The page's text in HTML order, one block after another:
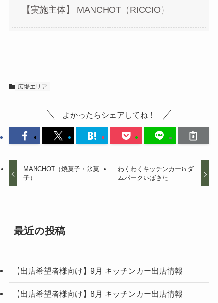
【実施主体】 MANCHOT（RICCIO）
広場エリア
よかったらシェアしてね！
MANCHOT（焼菓子・氷菓
子）
わくわくキッチンカー㏌ダ
ムパークいばきた
最近の投稿
【出店希望者様向け】9月 キッチンカー出店情報
【出店希望者様向け】8月 キッチンカー出店情報